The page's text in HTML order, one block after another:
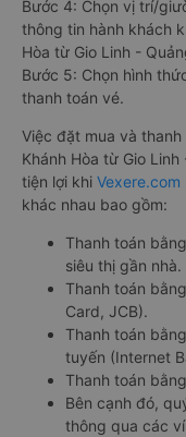
Bước 4: Chọn vị trí/
thông tin hành khách
Hòa từ Gio Linh -
Bước 5: Chọn hình
thanh toán vé.
Việc đặt mua và
Khánh Hòa từ Gio
tiện lợi khi Vexere.com
khác nhau bao gồm:
Thanh toán
siêu thị gần nhà.
Thanh toán
Card, JCB).
Thanh toán
tuyến (Internet
Thanh toán
Bên cạnh đó,
thông qua các